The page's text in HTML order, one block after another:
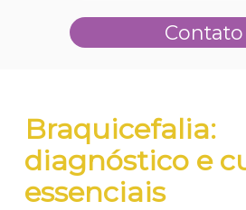
Contato
Braquicefalia:
diagnóstico e
essenciais